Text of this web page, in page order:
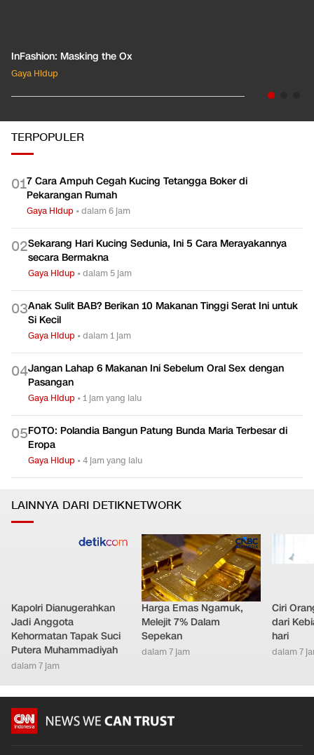
InFashion: Masking the Ox
Gaya Hidup
TERPOPULER
017 Cara Ampuh Cegah Kucing Tetangga Boker di
Pekarangan Rumah
Gaya Hidup •dalam 6 jam
02Sekarang Hari Kucing Sedunia, Ini 5 Cara Merayakannya
secara Bermakna
Gaya Hidup •dalam 5 jam
03Anak Sulit BAB? Berikan 10 Makanan Tinggi Serat Ini untuk
Si Kecil
Gaya Hidup •dalam 1 jam
04Jangan Lahap 6 Makanan Ini Sebelum Oral Sex dengan
Pasangan
Gaya Hidup •1 jam yang lalu
05FOTO: Polandia Bangun Patung Bunda Maria Terbesar di
Eropa
Gaya Hidup •4 jam yang lalu
LAINNYA DARI DETIKNETWORK
Kapolri Dianugerahkan
Jadi Anggota
Kehormatan Tapak Suci
Putera Muhammadiyah
dalam 7 jam
Harga Emas Ngamuk,
Melejit 7% Dalam
Sepekan
dalam 7 jam
Ciri
dari
hari
dalam 7